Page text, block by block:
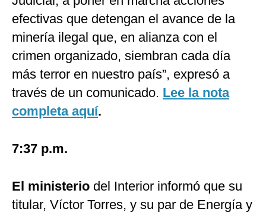
efectivas que detengan el avance de la
minería ilegal que, en alianza con el
crimen organizado, siembran cada día
más terror en nuestro país”, expresó a
través de un comunicado. Lee la nota
completa aquí.
7:37 p.m.
El ministerio del Interior informó que su
titular, Víctor Torres, y su par de Energía y